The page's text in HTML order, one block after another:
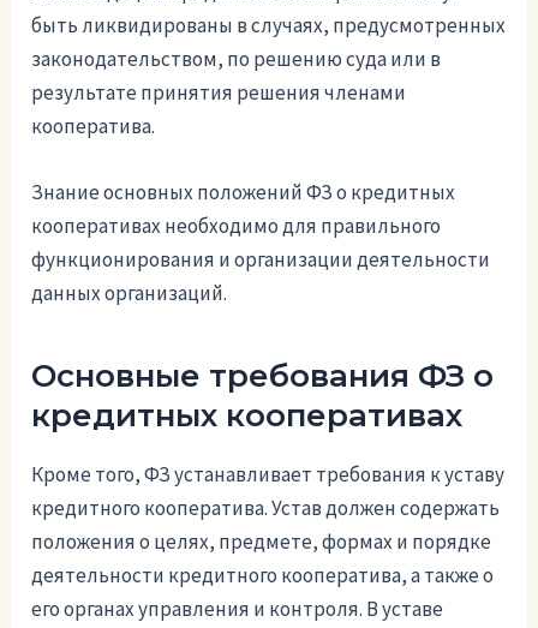
быть ликвидированы в случаях, предусмотренных
законодательством, по решению суда или в
результате принятия решения членами
кооператива.
Знание основных положений ФЗ о кредитных
кооперативах необходимо для правильного
функционирования и организации деятельности
данных организаций.
Основные требования ФЗ о
кредитных кооперативах
Кроме того, ФЗ устанавливает требования к уставу
кредитного кооператива. Устав должен содержать
положения о целях, предмете, формах и порядке
деятельности кредитного кооператива, а также о
его органах управления и контроля. В уставе